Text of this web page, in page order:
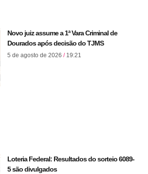
Novo juiz assume a 1ª Vara Criminal de
Dourados após decisão do TJMS
5 de agosto de 2026 19:21
Loteria Federal: Resultados do sorteio 6089-
5 são divulgados